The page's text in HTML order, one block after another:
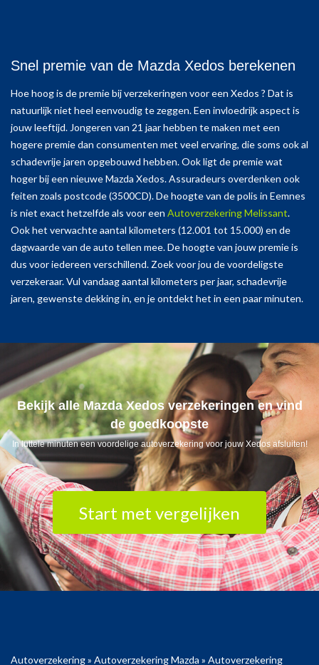
Snel premie van de Mazda Xedos berekenen
Hoe hoog is de premie bij verzekeringen voor een Xedos ? Dat is
natuurlijk niet heel eenvoudig te zeggen. Een invloedrijk aspect is
jouw leeftijd. Jongeren van 21 jaar hebben te maken met een
hogere premie dan consumenten met veel ervaring, die soms ook al
schadevrije jaren opgebouwd hebben. Ook ligt de premie wat
hoger bij een nieuwe Mazda Xedos. Assuradeurs overdenken ook
feiten zoals postcode (3500CD). De hoogte van de polis in Eemnes
is niet exact hetzelfde als voor een Autoverzekering Melissant.
Ook het verwachte aantal kilometers (12.001 tot 15.000) en de
dagwaarde van de auto tellen mee. De hoogte van jouw premie is
dus voor iedereen verschillend. Zoek voor jou de voordeligste
verzekeraar. Vul vandaag aantal kilometers per jaar, schadevrije
jaren, gewenste dekking in, en je ontdekt het in een paar minuten.
Bekijk alle Mazda Xedos verzekeringen en vind
de goedkoopste
In luttele minuten een voordelige autoverzekering voor jouw Xedos afsluiten!
Start met vergelijken
Autoverzekering» Autoverzekering Mazda » Autoverzekering